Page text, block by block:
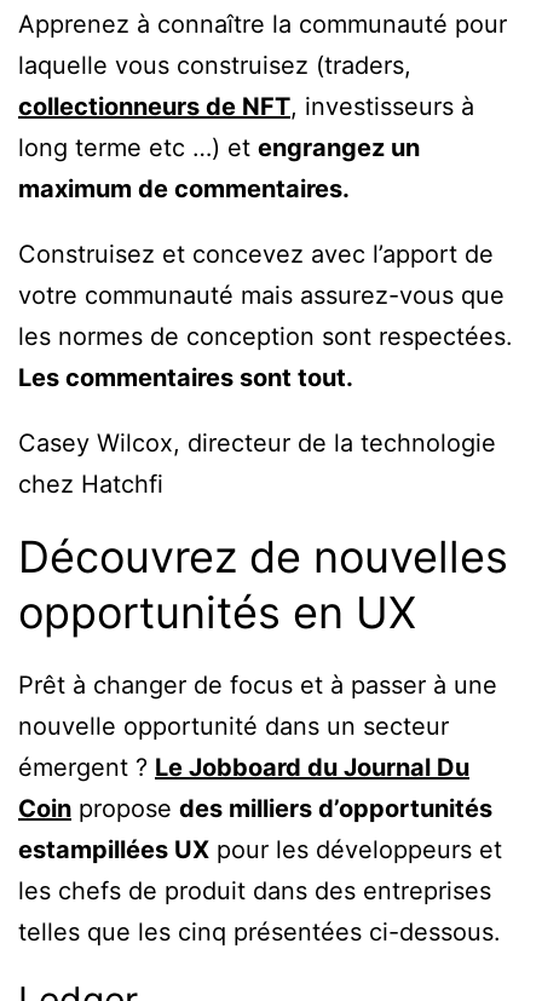
Apprenez à connaître la communauté pour
laquelle vous construisez (traders,
collectionneurs de NFT, investisseurs à
long terme etc …) et engrangez un
maximum de commentaires.
Construisez et concevez avec l’apport de
votre communauté mais assurez-vous que
les normes de conception sont respectées.
Les commentaires sont tout.
Casey Wilcox, directeur de la technologie
chez Hatchfi
Découvrez de nouvelles
opportunités en UX
Prêt à changer de focus et à passer à une
nouvelle opportunité dans un secteur
émergent ? Le Jobboard du Journal Du
Coin propose des milliers d’opportunités
estampillées UX pour les développeurs et
les chefs de produit dans des entreprises
telles que les cinq présentées ci-dessous.